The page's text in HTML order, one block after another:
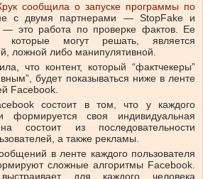
сообщила о запуске программы по
с двумя партнерами — StopFake и
— это работа по проверке фактов. Ее
которые могут решать, является
ложной либо манипулятивной.
что контент, который “фактчекеры”
будет показываться ниже в ленте
Facebook.
состоит в том, что у каждого
формируется своя индивидуальная
состоит из последовательности
а также рекламы.
в ленте каждого пользователя
сложные алгоритмы Facebook.
для каждого человека